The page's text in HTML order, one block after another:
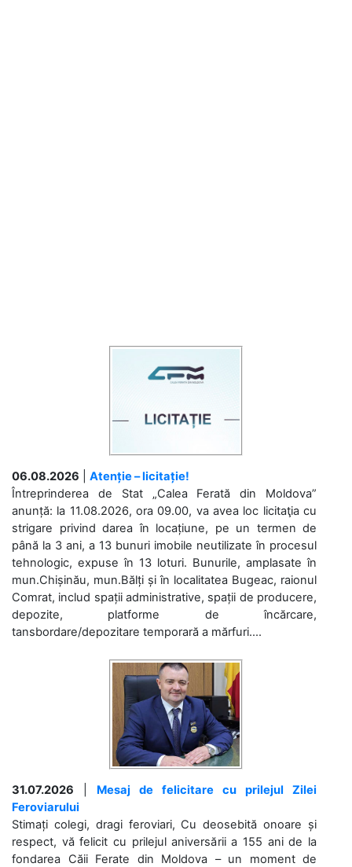
06.08.2026
Atenție – licitație!
Întreprinderea de Stat „Calea Ferată din Moldova”
anunță: la 11.08.2026, ora 09.00, va avea loc licitaţia cu
strigare privind darea în locațiune, pe un termen de
până la 3 ani, a 13 bunuri imobile neutilizate în procesul
tehnologic, expuse în 13 loturi. Bunurile, amplasate în
mun.Chișinău, mun.Bălți și în localitatea Bugeac, raionul
Comrat, includ spații administrative, spații de producere,
depozite, platforme de încărcare,
tansbordare/depozitare temporară a mărfuri....
31.07.2026
Mesaj de felicitare cu prilejul Zilei
Feroviarului
Stimați colegi, dragi feroviari, Cu deosebită onoare și
respect, vă felicit cu prilejul aniversării a 155 ani de la
fondarea Căii Ferate din Moldova – un moment de